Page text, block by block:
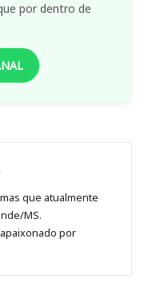
por dentro de
que atualmente
MS.
por